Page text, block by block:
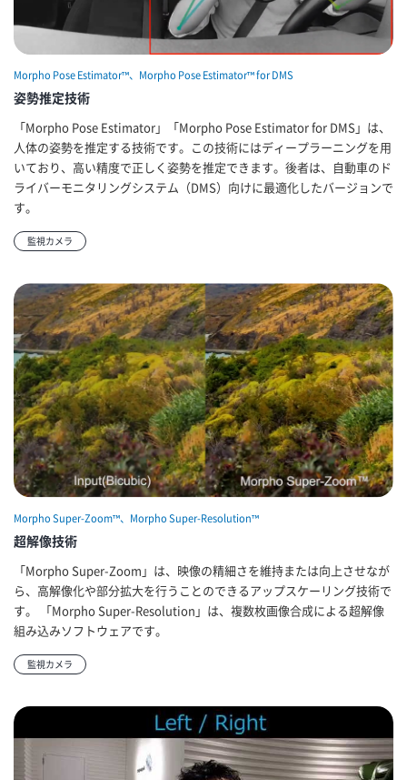
Morpho Pose Estimator™、Morpho Pose Estimator™ for DMS
姿勢推定技術
「Morpho Pose Estimator」「Morpho Pose Estimator for DMS」は、
人体の姿勢を推定する技術です。この技術にはディープラーニングを用
いており、高い精度で正しく姿勢を推定できます。後者は、自動車のド
ライバーモニタリングシステム（DMS）向けに最適化したバージョンで
す。
監視カメラ
Morpho Super-Zoom™、Morpho Super-Resolution™
超解像技術
「Morpho Super-Zoom」は、映像の精細さを維持または向上させなが
ら、高解像化や部分拡大を行うことのできるアップスケーリング技術で
す。 「Morpho Super-Resolution」は、複数枚画像合成による超解像
組み込みソフトウェアです。
監視カメラ